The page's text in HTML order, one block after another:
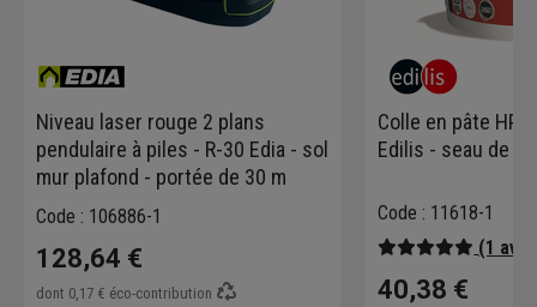
Niveau laser rouge 2 plans
pendulaire à piles - R-30 Edia - sol
mur plafond - portée de 30 m
Code : 106886-1
128,64 €
dont 0,17 € éco-contribution
Colle en pâte HP
Edilis - seau de 25
Code : 11618-1
(1
40,38 €